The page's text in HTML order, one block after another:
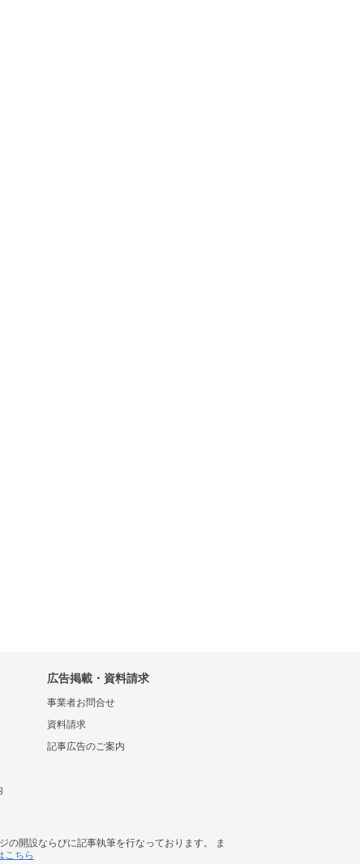
広告掲載・資料請求
事業者お問合せ
資料請求
記事広告のご案内
開設ならびに記事執筆を行なっております。 ま
こちら